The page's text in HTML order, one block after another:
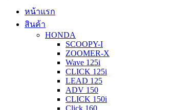
หน้าแรก
สินค้า
HONDA
SCOOPY-I
ZOOMER-X
Wave 125i
CLICK 125i
LEAD 125
ADV 150
CLICK 150i